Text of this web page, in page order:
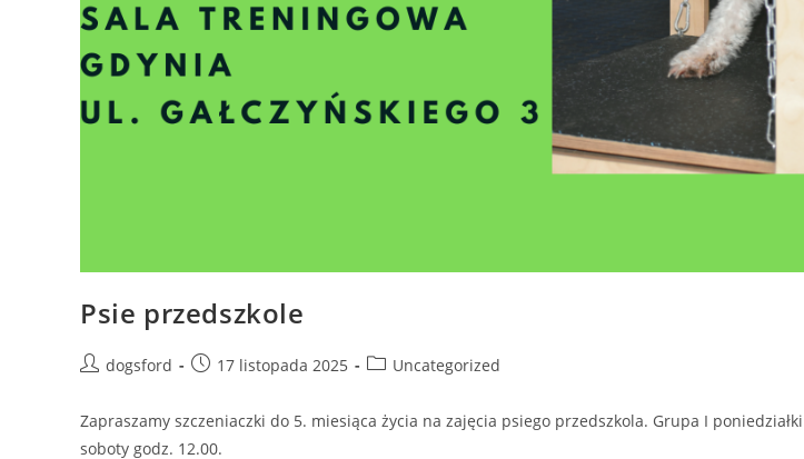
Psie przedszkole
Postdogsford
Post17 listopada 2025
PostUncategorized
Zapraszamy szczeniaczki do 5. miesiąca życia na zajęcia psiego przedszkola. Grupa I
soboty godz. 12.00.